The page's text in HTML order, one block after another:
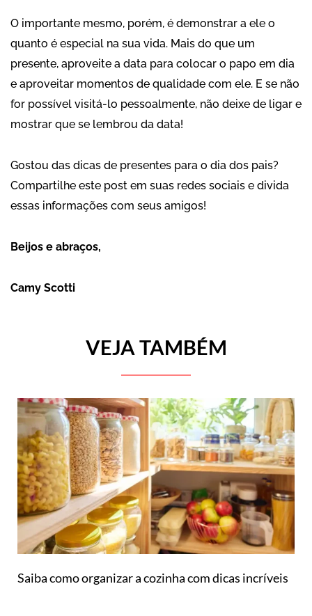
O importante mesmo, porém, é demonstrar a ele o
quanto é especial na sua vida. Mais do que um
presente, aproveite a data para colocar o papo em dia
e aproveitar momentos de qualidade com ele. E se não
for possível visitá-lo pessoalmente, não deixe de ligar e
mostrar que se lembrou da data!
Gostou das dicas de presentes para o dia dos pais?
Compartilhe este post em suas redes sociais e divida
essas informações com seus amigos!
Beijos e abraços,
Camy Scotti
VEJA TAMBÉM
Saiba como organizar a cozinha com dicas incríveis